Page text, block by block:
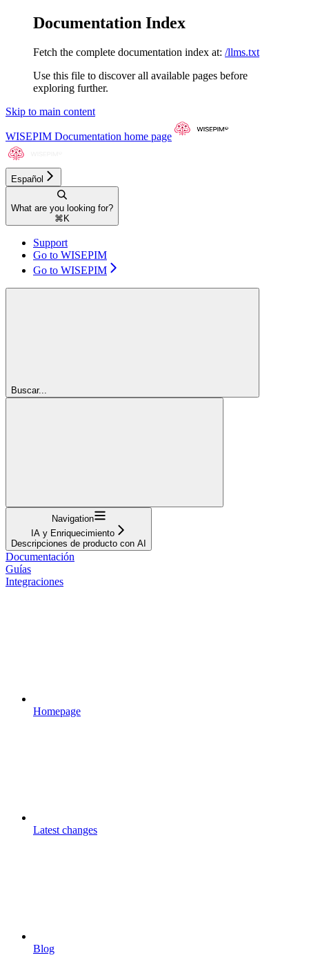
Documentation Index
Fetch the complete documentation index at: /llms.txt
Use this file to discover all available pages before
exploring further.
Skip to main content
WISEPIM Documentation home page
Español
What are you looking for?
⌘ K
Support
Go to WISEPIM
Go to WISEPIM
Buscar...
Navigation
IA y Enriquecimiento
Descripciones de producto con AI
Documentación
Guías
Integraciones
Homepage
Latest changes
Blog